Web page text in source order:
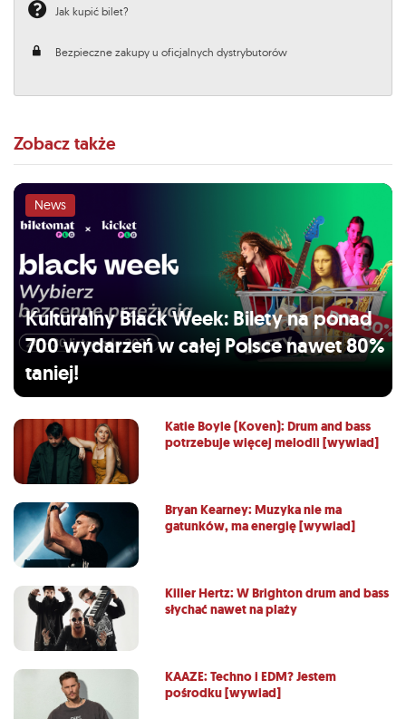
Jak kupić bilet?
Bezpieczne zakupy u oficjalnych dystrybutorów
Zobacz także
Kulturalny Black Week: Bilety na ponad
700 wydarzeń w całej Polsce nawet 80%
taniej!
News
Katie Boyle (Koven): Drum and bass
potrzebuje więcej melodii [wywiad]
Bryan Kearney: Muzyka nie ma
gatunków, ma energię [wywiad]
Killer Hertz: W Brighton drum and bass
słychać nawet na plaży
KAAZE: Techno i EDM? Jestem
pośrodku [wywiad]